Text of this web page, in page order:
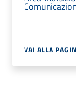
VAI ALLA